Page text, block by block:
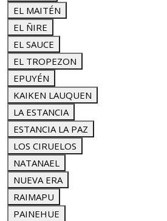
EL MAITÉN
EL ÑIRE
EL SAUCE
EL TROPEZON
EPUYÉN
KAIKEN LAUQUEN
LA ESTANCIA
ESTANCIA LA PAZ
LOS CIRUELOS
NATANAEL
NUEVA ERA
RAIMAPU
PAINEHUE